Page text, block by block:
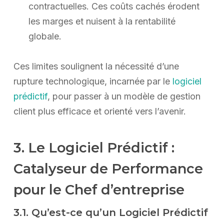
contractuelles. Ces coûts cachés érodent
les marges et nuisent à la rentabilité
globale.
Ces limites soulignent la nécessité d’une
rupture technologique, incarnée par le logiciel
prédictif, pour passer à un modèle de gestion
client plus efficace et orienté vers l’avenir.
3. Le Logiciel Prédictif :
Catalyseur de Performance
pour le Chef d’entreprise
3.1. Qu’est-ce qu’un Logiciel Prédictif